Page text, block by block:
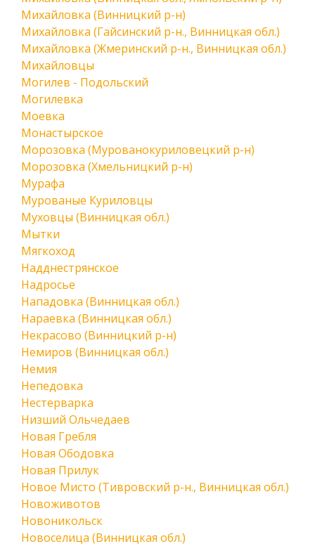
Михайловка (Винницкий р-н)
Михайловка (Гайсинский р-н., Винницкая обл.)
Михайловка (Жмеринский р-н., Винницкая обл.)
Михайловцы
Могилев - Подольский
Могилевка
Моевка
Монастырское
Морозовка (Мурованокуриловецкий р-н)
Морозовка (Хмельницкий р-н)
Мурафа
Мурованые Куриловцы
Муховцы (Винницкая обл.)
Мытки
Мягкоход
Надднестрянское
Надросье
Нападовка (Винницкая обл.)
Нараевка (Винницкая обл.)
Некрасово (Винницкий р-н)
Немиров (Винницкая обл.)
Немия
Непедовка
Нестерварка
Низший Ольчедаев
Новая Гребля
Новая Ободовка
Новая Прилук
Новое Мисто (Тивровский р-н., Винницкая обл.)
Новоживотов
Новоникольск
Новоселица (Винницкая обл.)